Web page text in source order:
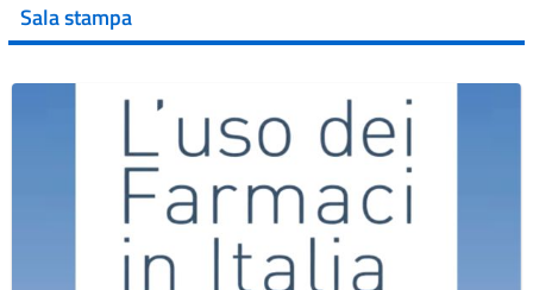
Sala stampa